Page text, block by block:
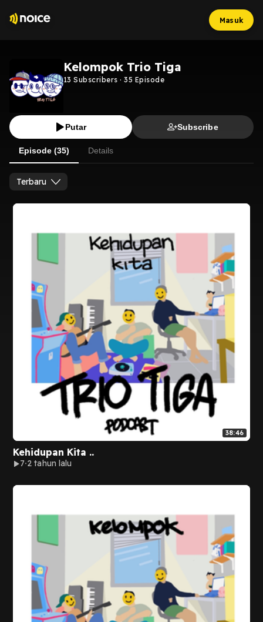
Masuk
Kelompok Trio Tiga
13 Subscribers ·35 Episode
Putar Subscribe
Episode (35) Details
Terbaru
38:46
Kehidupan Kita ..
7 2 tahun lalu